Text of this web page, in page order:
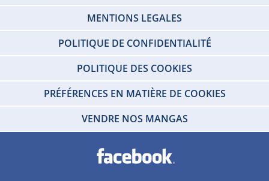
MENTIONS LEGALES
POLITIQUE DE CONFIDENTIALITÉ
POLITIQUE DES COOKIES
PRÉFÉRENCES EN MATIÈRE DE COOKIES
VENDRE NOS MANGAS